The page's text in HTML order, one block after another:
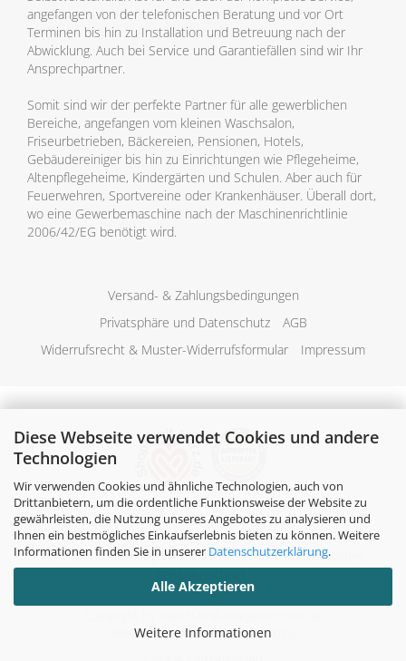
Diese Webseite verwendet Cookies und andere
Technologien
Wir verwenden Cookies und ähnliche Technologien, auch von
Drittanbietern, um die ordentliche Funktionsweise der Website zu
gewährleisten, die Nutzung unseres Angebotes zu analysieren und
Ihnen ein bestmögliches Einkaufserlebnis bieten zu können. Weitere
Informationen finden Sie in unserer Datenschutzerklärung.
Alle Akzeptieren
Weitere Informationen
angefangen von der telefonischen Beratung und vor Ort
Terminen bis hin zu Installation und Betreuung nach der
Abwicklung. Auch bei Service und Garantiefällen sind wir Ihr
Ansprechpartner.
Somit sind wir der perfekte Partner für alle gewerblichen
Bereiche, angefangen vom kleinen Waschsalon,
Friseurbetrieben, Bäckereien, Pensionen, Hotels,
Gebäudereiniger bis hin zu Einrichtungen wie Pflegeheime,
Altenpflegeheime, Kindergärten und Schulen. Aber auch für
Feuerwehren, Sportvereine oder Krankenhäuser. Überall dort,
wo eine Gewerbemaschine nach der Maschinenrichtlinie
2006/42/EG benötigt wird.
Versand- & Zahlungsbedingungen
Privatsphäre und Datenschutz
AGB
Widerrufsrecht & Muster-Widerrufsformular
Impressum
Alle Preise verstehen sich inklusive der gesetzlichen
Mehrwertsteuer, zzgl.Versandkostensoweit nicht anders
Alle Rechte vorbehalten. © 2026